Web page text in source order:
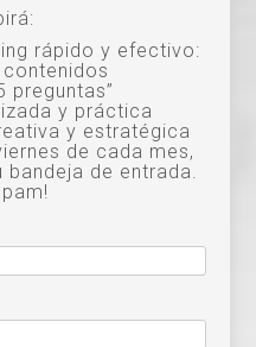
rápido y efectivo:
contenidos
preguntas”
y práctica
y estratégica
de cada mes,
bandeja de entrada.